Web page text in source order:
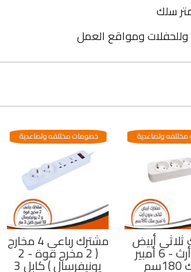
وللحفلات ومواقع العمل
مشترك رباعى 4 مخارج
( 2 مخرج قوة - 2
يونيفرسال ) كابل 3
خصومات مختلفه وتصاعدية
أبيض
بدون أرث - 6 أمبير
وتصاعدية